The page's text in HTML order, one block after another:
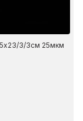
3/3см 25мкм